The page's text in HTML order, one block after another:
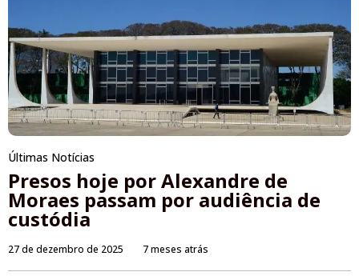
Últimas Notícias
Presos hoje por Alexandre de
Moraes passam por audiência de
custódia
27 de dezembro de 2025 7 meses atrás